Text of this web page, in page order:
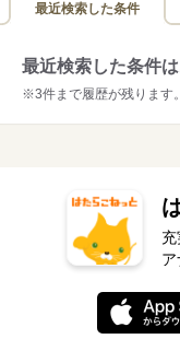
最近検索した条件
最近検索した条件は
※3件まで履歴が残ります。